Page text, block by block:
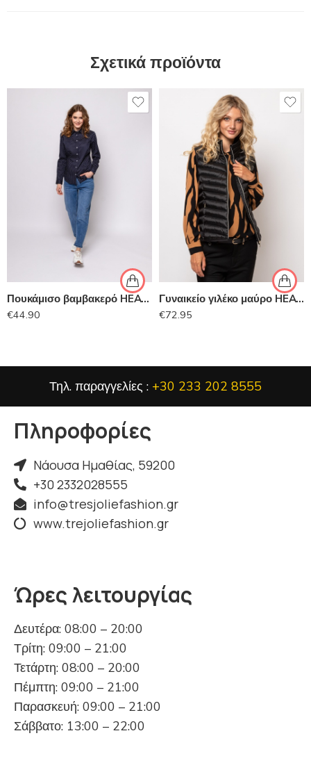
Σχετικά προϊόντα
Πουκάμισο βαμβακερό HEAVY TOOLS
€44.90
Γυναικείο γιλέκο μαύρο HEAVY TOOLS
€72.95
Τηλ. παραγγελίες : +30 233 202 8555
Πληροφορίες
Νάουσα Ημαθίας, 59200
+30 2332028555
info@tresjoliefashion.gr
www.trejoliefashion.gr
Ώρες λειτουργίας
Δευτέρα: 08:00 – 20:00
Τρίτη: 09:00 – 21:00
Τετάρτη: 08:00 – 20:00
Πέμπτη: 09:00 – 21:00
Παρασκευή: 09:00 – 21:00
Σάββατο: 13:00 – 22:00